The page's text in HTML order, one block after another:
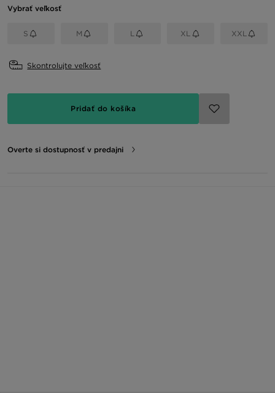
Vybrať veľkosť
S M L XL XXL
Skontrolujte veľkosť
Pridať do košíka
Overte si dostupnosť v predajni